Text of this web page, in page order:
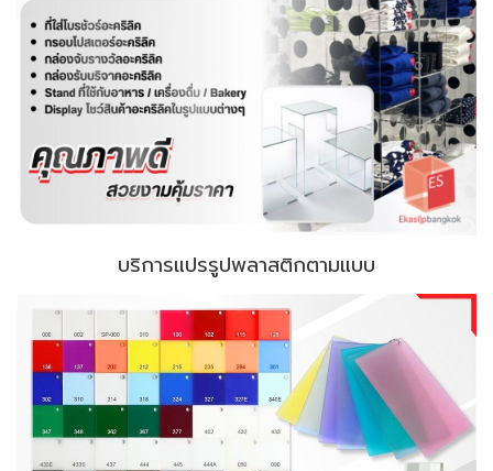
บริการแปรรูปพลาสติกตามแบบ